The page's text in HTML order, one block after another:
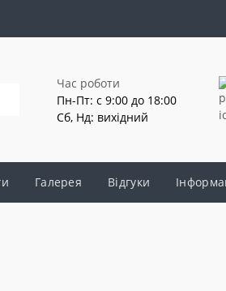
Час роботи
Пн-Пт: с 9:00 до 18:00
Сб, Нд: вихідний
Галерея Відгуки